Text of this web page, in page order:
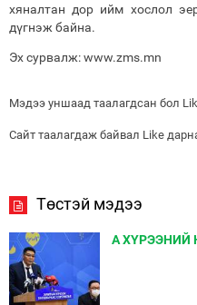
хяналтан дор ийм хослол
дүгнэж байна.
Эх сурвалж: www.zms.mn
Мэдээ уншаад таалагдсан бол
Сайт таалагдаж байвал Like
Төстэй мэдээ
А ХҮРЭЭНИЙ